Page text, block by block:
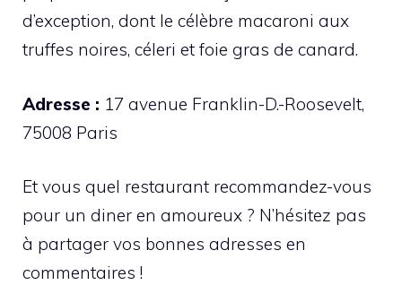
d’exception, dont le célèbre macaroni aux
truffes noires, céleri et foie gras de canard.
Adresse : 17 avenue Franklin-D.-Roosevelt,
75008 Paris
Et vous quel restaurant recommandez-vous
pour un diner en amoureux ? N’hésitez pas
à partager vos bonnes adresses en
commentaires !